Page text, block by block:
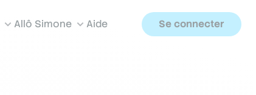
Allô Simone Aide Se connecter